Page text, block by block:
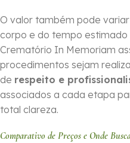
O valor também pode
corpo e do tempo estimado
Crematório In Memoriam
procedimentos sejam
de respeito e
associados a cada etapa
total clareza.
Comparativo de Preços e Onde